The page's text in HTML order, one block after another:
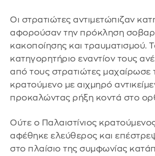
Οι στρατιώτες αντιμετώπιζαν
αφορούσαν την πρόκληση
κακοποίησης και τραυματισμού.
κατηγορητήριο εναντίον τους
από τους στρατιώτες μαχαίρωσε
κρατούμενο με αιχμηρό
προκαλώντας ρήξη κοντά στο
Ούτε ο Παλαιστίνιος
αφέθηκε ελεύθερος και
στο πλαίσιο της συμφωνίας